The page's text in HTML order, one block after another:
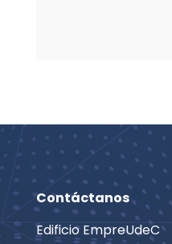
Contáctanos
Edificio EmpreUdeC